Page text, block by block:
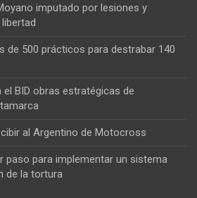
imputado por lesiones y
de 500 prácticos para destrabar 140
BID obras estratégicas de
al Argentino de Motocross
paso para implementar un sistema
de la tortura